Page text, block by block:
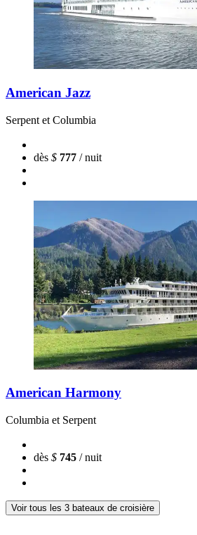
American Jazz
Serpent et Columbia
dès $ 777 / nuit
American Harmony
Columbia et Serpent
dès $ 745 / nuit
Voir tous les 3 bateaux de croisière